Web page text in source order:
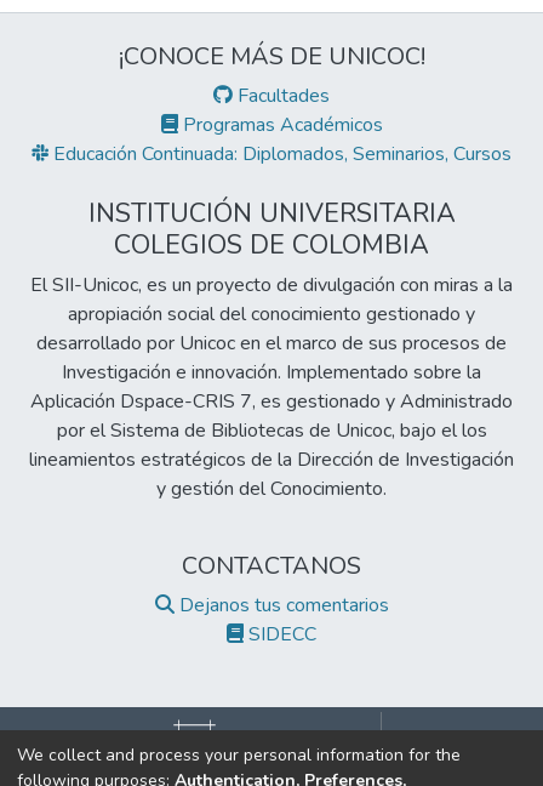
¡CONOCE MÁS DE UNICOC!
Facultades
Programas Académicos
Educación Continuada: Diplomados, Seminarios, Cursos
INSTITUCIÓN UNIVERSITARIA
COLEGIOS DE COLOMBIA
El SII-Unicoc, es un proyecto de divulgación con miras a la
apropiación social del conocimiento gestionado y
desarrollado por Unicoc en el marco de sus procesos de
Investigación e innovación. Implementado sobre la
Aplicación Dspace-CRIS 7, es gestionado y Administrado
por el Sistema de Bibliotecas de Unicoc, bajo el los
lineamientos estratégicos de la Dirección de Investigación
y gestión del Conocimiento.
CONTACTANOS
Dejanos tus comentarios
SIDECC
We collect and process your personal information for the
following purposes: Authentication, Preferences,